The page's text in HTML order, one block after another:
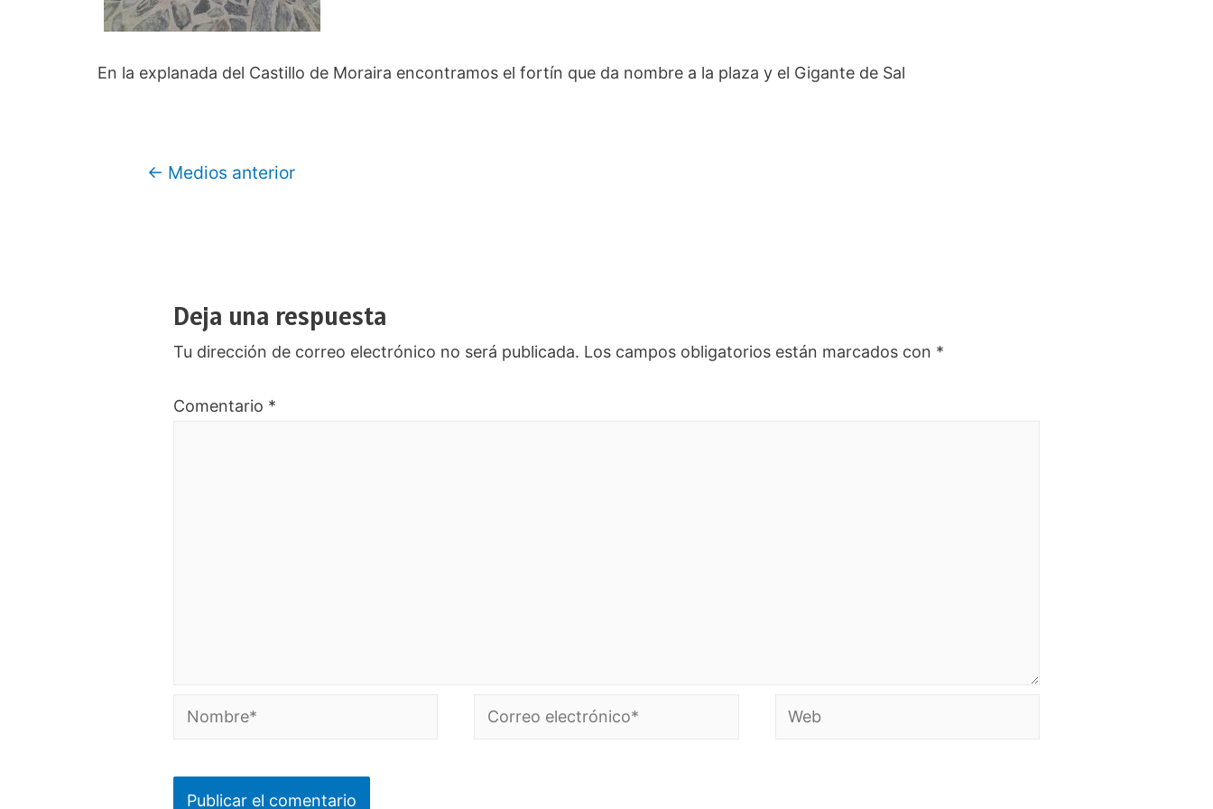
En la explanada del Castillo de Moraira encontramos el fortín que da nombre a la plaza y el Gigante de Sal
Navegación
← Medios anterior
Deja una respuesta
Tu dirección de correo electrónico no será publicada. Los campos obligatorios están marcados con *
Comentario *
Nombre*
Correo
Web